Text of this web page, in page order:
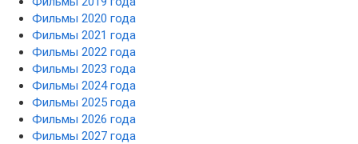
Фильмы 2020 года
Фильмы 2021 года
Фильмы 2022 года
Фильмы 2023 года
Фильмы 2024 года
Фильмы 2025 года
Фильмы 2026 года
Фильмы 2027 года